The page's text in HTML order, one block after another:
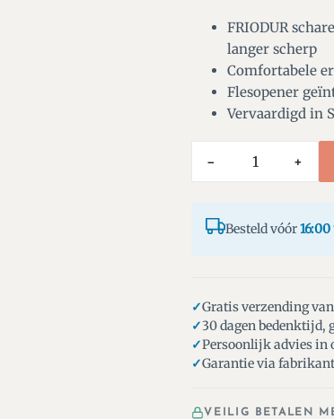
FRIODUR
langer scherp
Comfortabele
Flesopener
Vervaardigd in
− +
Besteld vóór
Gratis verzending
30 dagen bedenktijd,
Persoonlijk advies in
Garantie via
VEILIG BETALEN